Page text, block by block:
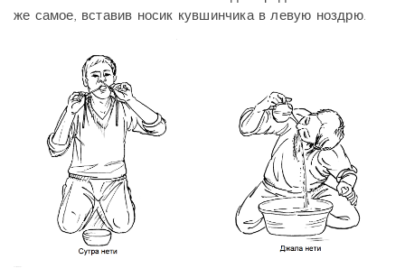
же самое, вставив носик кувшинчика в левую ноздрю.